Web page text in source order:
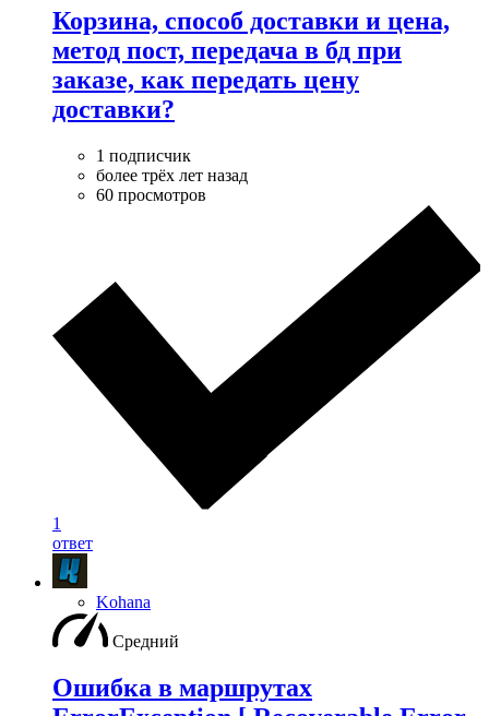
Корзина, способ доставки и цена,
метод пост, передача в бд при
заказе, как передать цену
доставки?
1 подписчик
более трёх лет назад
60 просмотров
1
ответ
Kohana
Средний
Ошибка в маршрутах